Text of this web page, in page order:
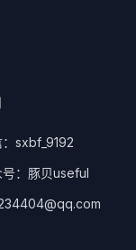
sxbf_9192
号：豚贝useful